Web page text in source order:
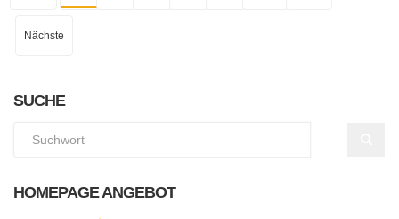
Nächste
SUCHE
HOMEPAGE ANGEBOT